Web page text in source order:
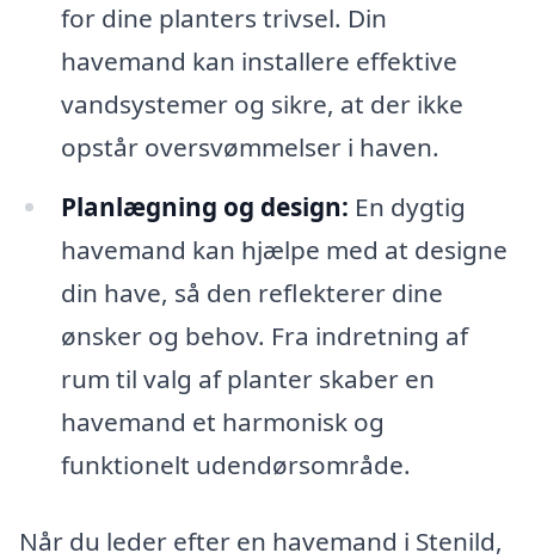
for dine planters trivsel. Din
havemand kan installere effektive
vandsystemer og sikre, at der ikke
opstår oversvømmelser i haven.
Planlægning og design: En dygtig
havemand kan hjælpe med at designe
din have, så den reflekterer dine
ønsker og behov. Fra indretning af
rum til valg af planter skaber en
havemand et harmonisk og
funktionelt udendørsområde.
Når du leder efter en havemand i Stenild,